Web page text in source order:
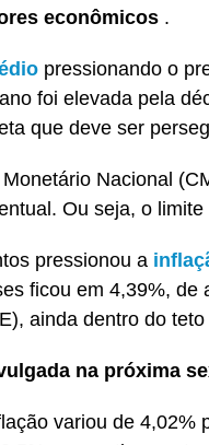
econômicos .
pressionando o
foi elevada pela
que deve ser
Nacional
Ou seja, o
pressionou a
ficou em 4,39%,
ainda dentro do
na próxima
variou de 4,02%